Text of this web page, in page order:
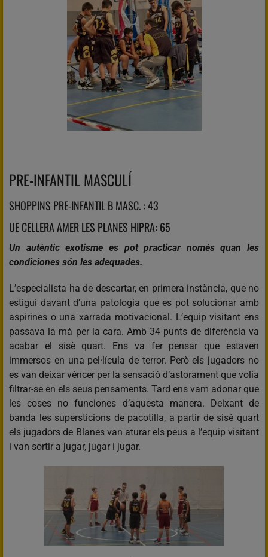
PRE-INFANTIL MASCULÍ
SHOPPINS PRE-INFANTIL B MASC. : 43
UE CELLERA AMER LES PLANES HIPRA: 65
Un autèntic exotisme es pot practicar només quan les
condiciones són les adequades.
L’especialista ha de descartar, en primera instància, que no
estigui davant d’una patologia que es pot solucionar amb
aspirines o una xarrada motivacional. L’equip visitant ens
passava la mà per la cara. Amb 34 punts de diferència va
acabar el sisè quart. Ens va fer pensar que estaven
immersos en una pel·lícula de terror. Però els jugadors no
es van deixar vèncer per la sensació d’astorament que volia
filtrar-se en els seus pensaments. Tard ens vam adonar que
les coses no funciones d’aquesta manera. Deixant de
banda les supersticions de pacotilla, a partir de sisè quart
els jugadors de Blanes van aturar els peus a l’equip visitant
i van sortir a jugar, jugar i jugar.